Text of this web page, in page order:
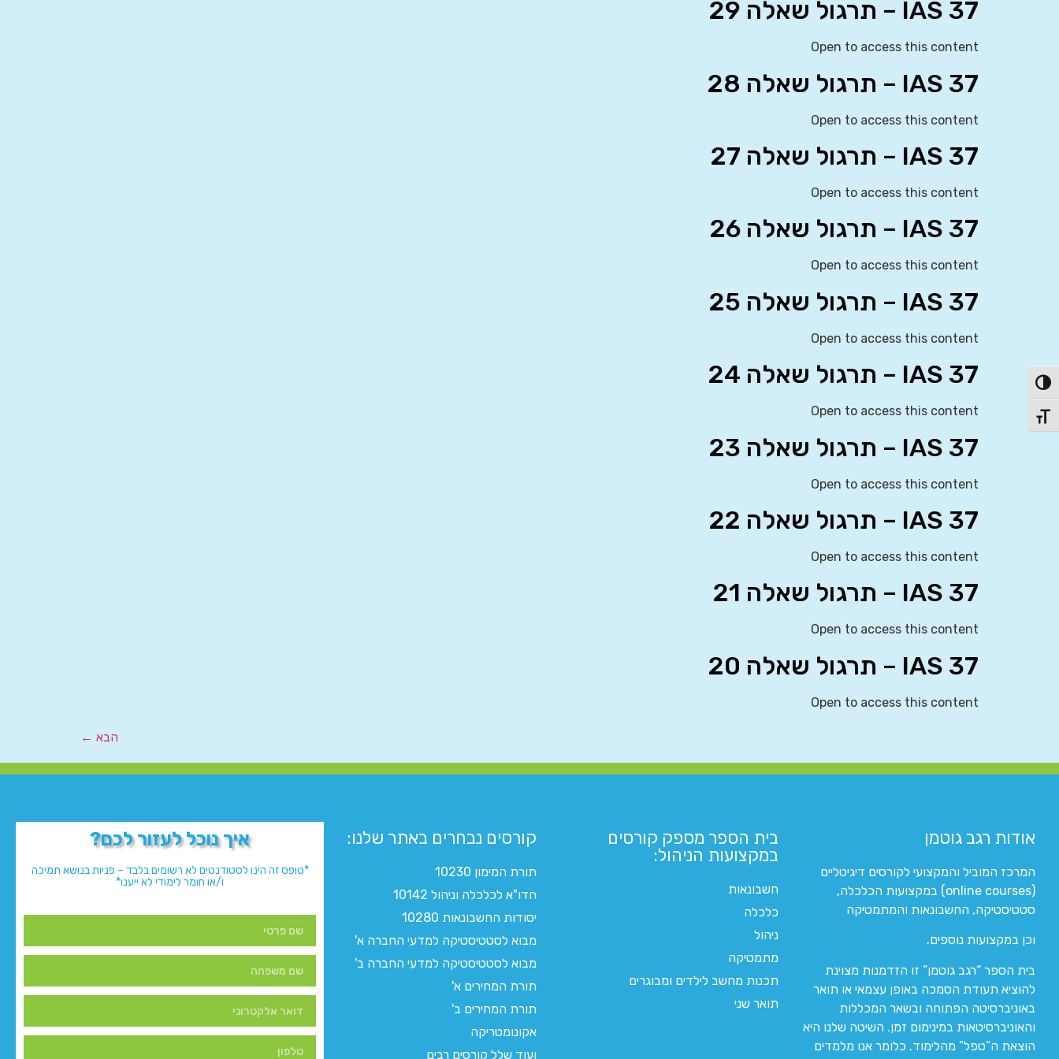
הפעל/כבה ניגודיות גבוהה
מתג גודל גופן
IAS 37 – תרגול שאלה 29
Open to access this content
IAS 37 – תרגול שאלה 28
Open to access this content
IAS 37 – תרגול שאלה 27
Open to access this content
IAS 37 – תרגול שאלה 26
Open to access this content
IAS 37 – תרגול שאלה 25
Open to access this content
IAS 37 – תרגול שאלה 24
Open to access this content
IAS 37 – תרגול שאלה 23
Open to access this content
IAS 37 – תרגול שאלה 22
Open to access this content
IAS 37 – תרגול שאלה 21
Open to access this content
IAS 37 – תרגול שאלה 20
Open to access this content
הבא ←
אודות רגב גוטמן
המרכז המוביל והמקצועי לקורסים דיגיטליים
(online courses) במקצועות הכלכלה,
סטטיסטיקה, החשבונאות והמתמטיקה
וכן במקצועות נוספים.
בית הספר “רגב גוטמן” זו הזדמנות מצוינת
להוציא תעודת הסמכה באופן עצמאי או תואר
באוניברסיטה הפתוחה ובשאר המכללות
והאוניברסיטאות במינימום זמן. השיטה שלנו היא
הוצאת ה”טפל” מהלימוד. כלומר אנו מלמדים
בית הספר מספק קורסים
במקצועות הניהול:
חשבונאות
כלכלה
ניהול
מתמטיקה
תכנות מחשב לילדים ומבוגרים
תואר שני
קורסים נבחרים באתר שלנו:​
תורת המימון 10230
חדו"א לכלכלה וניהול 10142
יסודות החשבונאות 10280
מבוא לסטטיסטיקה למדעי החברה א'
מבוא לסטטיסטיקה למדעי החברה ב'
תורת המחירים א'
תורת המחירים ב'
אקונומטריקה
ועוד שלל קורסים רבים
איך נוכל לעזור לכם?
*טופס זה הינו לסטודנטים לא רשומים בלבד – פניות בנושא תמיכה
ו/או חומר לימודי לא ייענו*